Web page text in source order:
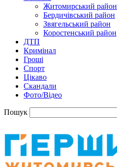
Житомирський район
Бердичівський район
Звягельський район
Коростенський район
ДТП
Кримінал
Гроші
Спорт
Цікаво
Скандали
Фото/Відео
Пошук